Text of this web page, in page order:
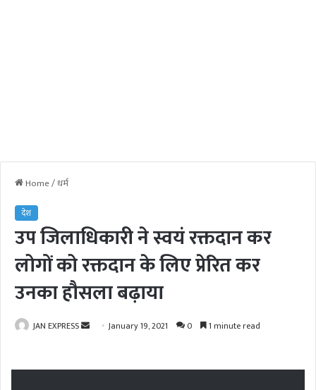
Home/धर्म
देश
उप जिलाधिकारी ने स्वयं रक्तदान कर
लोगों को रक्तदान के लिए प्रेरित कर
उनका हौसला बढ़ाया
JAN EXPRESS January 19, 2021 0 1 minute read